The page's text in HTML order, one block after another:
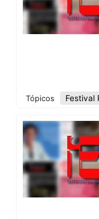
Tópicos Festival